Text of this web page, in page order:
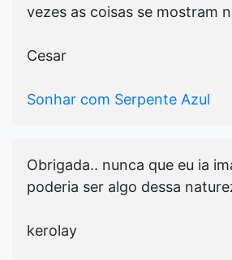
vezes as coisas se mostram
Cesar
Sonhar com Serpente Azul
Obrigada.. nunca que eu ia
poderia ser algo dessa
kerolay